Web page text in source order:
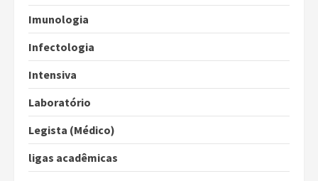
Imunologia
Infectologia
Intensiva
Laboratório
Legista (Médico)
ligas acadêmicas